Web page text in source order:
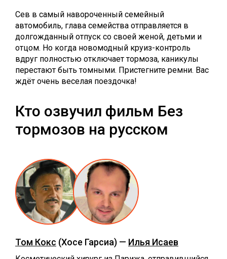
Сев в самый навороченный семейный
автомобиль, глава семейства отправляется в
долгожданный отпуск со своей женой, детьми и
отцом. Но когда новомодный круиз-контроль
вдруг полностью отключает тормоза, каникулы
перестают быть томными. Пристегните ремни. Вас
ждёт очень веселая поездочка!
Кто озвучил фильм Без
тормозов на русском
Том Кокс (Хосе Гарсиа) — Илья Исаев